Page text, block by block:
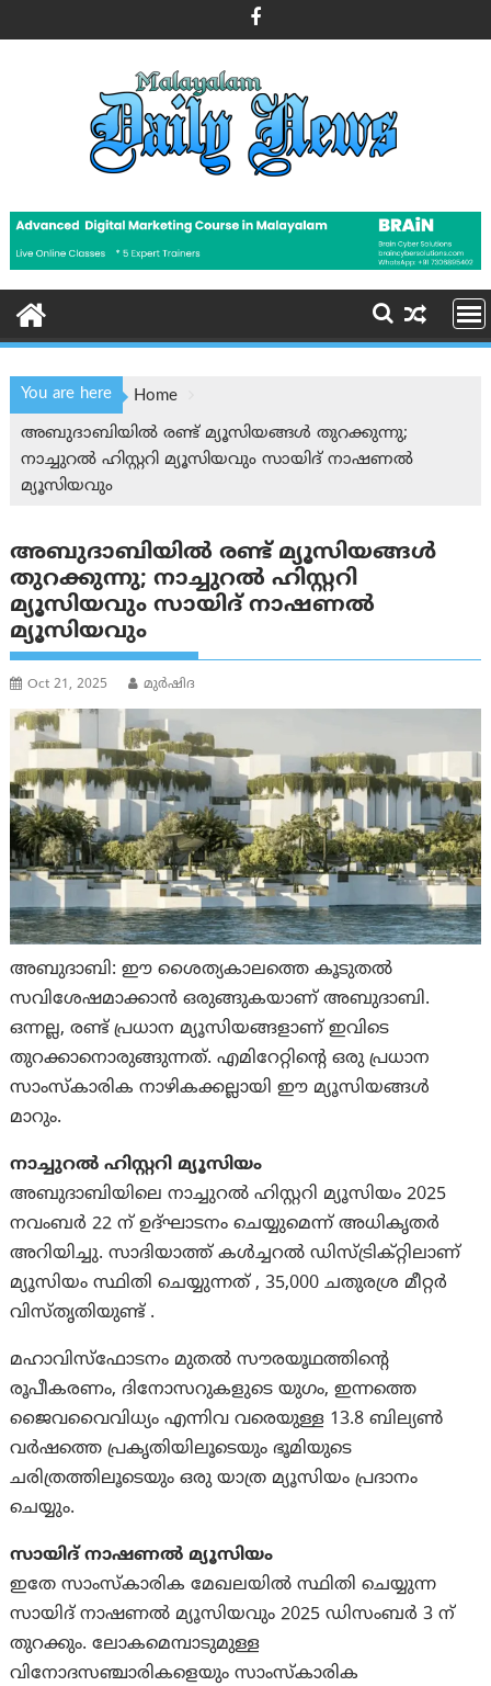
to
You are here
Home
അബുദാബിയിൽ രണ്ട് മ്യൂസിയങ്ങൾ തുറക്കുന്നു;
നാച്ചുറൽ ഹിസ്റ്ററി മ്യൂസിയവും സായിദ് നാഷണൽ
മ്യൂസിയവും
അബുദാബിയിൽ രണ്ട് മ്യൂസിയങ്ങൾ
തുറക്കുന്നു; നാച്ചുറൽ ഹിസ്റ്ററി
മ്യൂസിയവും സായിദ് നാഷണൽ
മ്യൂസിയവും
Oct 21, 2025 മുര്‍ഷിദ
അബുദാബി: ഈ ശൈത്യകാലത്തെ കൂടുതൽ
സവിശേഷമാക്കാൻ ഒരുങ്ങുകയാണ് അബുദാബി.
ഒന്നല്ല, രണ്ട് പ്രധാന മ്യൂസിയങ്ങളാണ് ഇവിടെ
തുറക്കാനൊരുങ്ങുന്നത്. എമിറേറ്റിന്റെ ഒരു പ്രധാന
സാംസ്കാരിക നാഴികക്കല്ലായി ഈ മ്യൂസിയങ്ങള്‍
മാറും.
നാച്ചുറൽ ഹിസ്റ്ററി മ്യൂസിയം
അബുദാബിയിലെ നാച്ചുറൽ ഹിസ്റ്ററി മ്യൂസിയം 2025
നവംബർ 22 ന് ഉദ്ഘാടനം ചെയ്യുമെന്ന് അധികൃതര്‍
അറിയിച്ചു. സാദിയാത്ത് കൾച്ചറൽ ഡിസ്ട്രിക്റ്റിലാണ്
മ്യൂസിയം സ്ഥിതി ചെയ്യുന്നത് , 35,000 ചതുരശ്ര മീറ്റർ
വിസ്തൃതിയുണ്ട് .
മഹാവിസ്ഫോടനം മുതൽ സൗരയൂഥത്തിന്റെ
രൂപീകരണം, ദിനോസറുകളുടെ യുഗം, ഇന്നത്തെ
ജൈവവൈവിധ്യം എന്നിവ വരെയുള്ള 13.8 ബില്യൺ
വർഷത്തെ പ്രകൃതിയിലൂടെയും ഭൂമിയുടെ
ചരിത്രത്തിലൂടെയും ഒരു യാത്ര മ്യൂസിയം പ്രദാനം
ചെയ്യും.
സായിദ് നാഷണൽ മ്യൂസിയം
ഇതേ സാംസ്കാരിക മേഖലയിൽ സ്ഥിതി ചെയ്യുന്ന
സായിദ് നാഷണൽ മ്യൂസിയവും 2025 ഡിസംബർ 3 ന്
തുറക്കും. ലോകമെമ്പാടുമുള്ള
വിനോദസഞ്ചാരികളെയും സാംസ്കാരിക